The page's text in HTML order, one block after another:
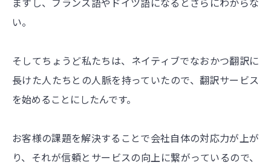
い。
そしてちょうど私たちは、ネイティブでなおかつ翻訳に
長けた人たちとの人脈を持っていたので、翻訳サービス
を始めることにしたんです。
お客様の課題を解決することで会社自体の対応力が上が
り、それが信頼とサービスの向上に繋がっているので、